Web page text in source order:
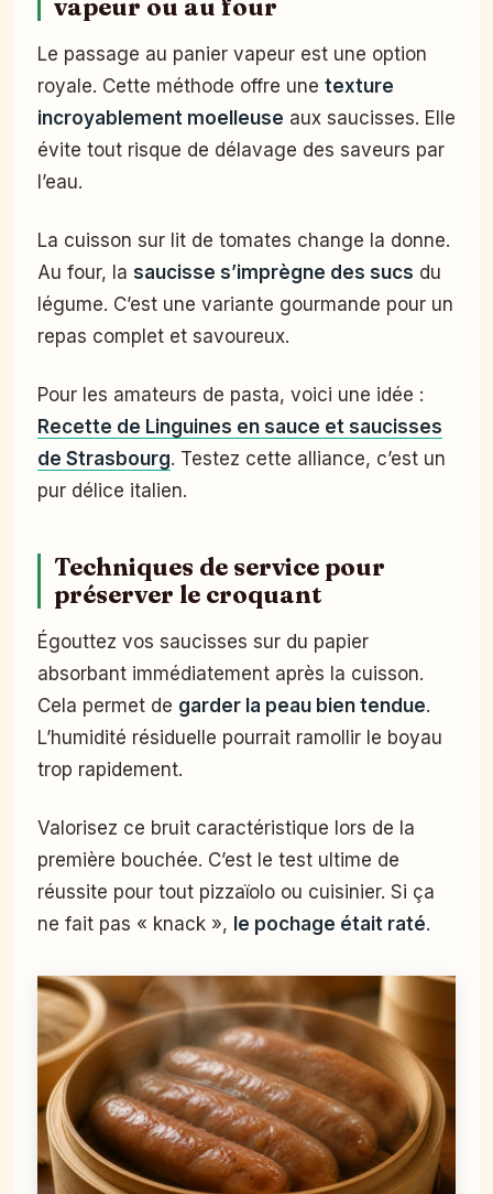
vapeur ou au four
Le passage au panier vapeur est une option
royale. Cette méthode offre une texture
incroyablement moelleuse aux saucisses. Elle
évite tout risque de délavage des saveurs par
l’eau.
La cuisson sur lit de tomates change la donne.
Au four, la saucisse s’imprègne des sucs du
légume. C’est une variante gourmande pour un
repas complet et savoureux.
Pour les amateurs de pasta, voici une idée :
Recette de Linguines en sauce et saucisses
de Strasbourg. Testez cette alliance, c’est un
pur délice italien.
Techniques de service pour
préserver le croquant
Égouttez vos saucisses sur du papier
absorbant immédiatement après la cuisson.
Cela permet de garder la peau bien tendue.
L’humidité résiduelle pourrait ramollir le boyau
trop rapidement.
Valorisez ce bruit caractéristique lors de la
première bouchée. C’est le test ultime de
réussite pour tout pizzaïolo ou cuisinier. Si ça
ne fait pas « knack », le pochage était raté.